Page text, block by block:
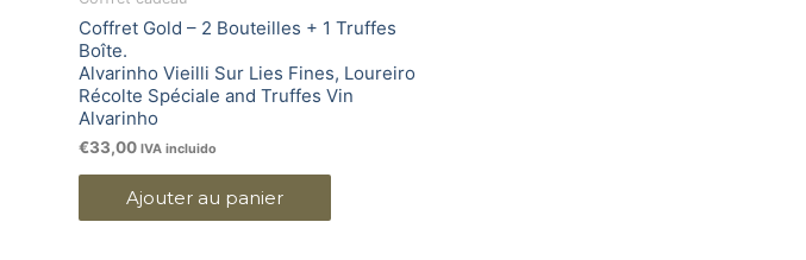
Coffret Gold – 2 Bouteilles + 1 Truffes
Boîte.
Alvarinho Vieilli Sur Lies Fines, Loureiro
Récolte Spéciale and Truffes Vin
Alvarinho
€33,00 IVA incluido
Ajouter au panier